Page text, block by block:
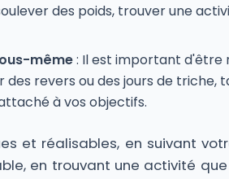
des poids, trouver une
même: Il est important d'être
revers ou des jours de triche,
à vos objectifs.
et réalisables, en suivant
en trouvant une activité